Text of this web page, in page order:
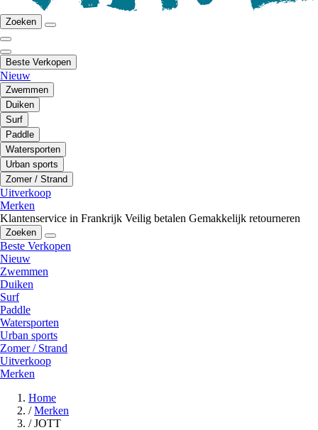
Zoeken
Beste Verkopen
Nieuw
Zwemmen
Duiken
Surf
Paddle
Watersporten
Urban sports
Zomer / Strand
Uitverkoop
Merken
Klantenservice in Frankrijk Veilig betalen Gemakkelijk retourneren
Zoeken
Beste Verkopen
Nieuw
Zwemmen
Duiken
Surf
Paddle
Watersporten
Urban sports
Zomer / Strand
Uitverkoop
Merken
Home
/ Merken
/ JOTT